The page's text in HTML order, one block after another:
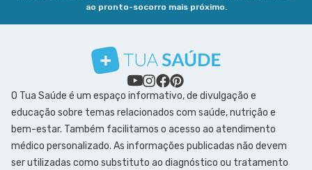
ao pronto-socorro mais próximo.
O Tua Saúde é um espaço informativo, de divulgação e
educação sobre temas relacionados com saúde, nutrição e
bem-estar. Também facilitamos o acesso ao atendimento
médico personalizado. As informações publicadas não devem
ser utilizadas como substituto ao diagnóstico ou tratamento